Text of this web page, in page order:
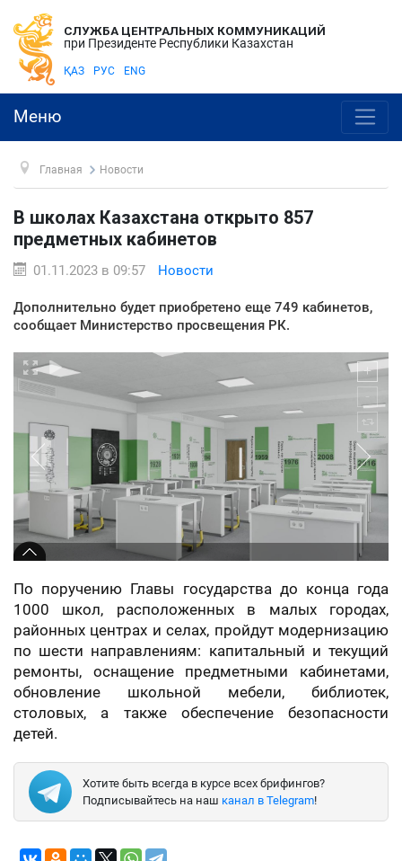
СЛУЖБА ЦЕНТРАЛЬНЫХ КОММУНИКАЦИЙ
при Президенте Республики Казахстан
ҚАЗ РУС ENG
Меню
Главная Новости
В школах Казахстана открыто 857
предметных кабинетов
01.11.2023 в 09:57 Новости
Дополнительно будет приобретено еще 749 кабинетов,
сообщает Министерство просвещения РК.
По поручению Главы государства до конца года
1000 школ, расположенных в малых городах,
районных центрах и селах, пройдут модернизацию
по шести направлениям: капитальный и текущий
ремонты, оснащение предметными кабинетами,
обновление школьной мебели, библиотек,
столовых, а также обеспечение безопасности
детей.
Хотите быть всегда в курсе всех брифингов?
Подписывайтесь на наш канал в Telegram!